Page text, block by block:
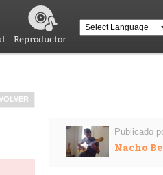
Reproductor
Publicado
Nacho